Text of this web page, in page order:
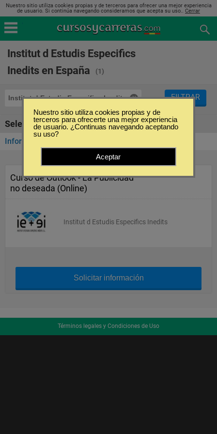
Nuestro sitio utiliza cookies propias y de terceros para ofrecer una mejor experiencia
de usuario. Si continúa navegando consideramos que acepta su uso.. Cerrar
Institut d Estudis Especifics
Inedits en España
(1)
Institut d Estudis Especifics Inedits FILTRAR
Seleccione la categoría
Informática y Tecnología
Curso de Outlook - La Publicidad
no deseada (Online)
Institut d Estudis Especifics Inedits
Solicitar información
Términos legales y Condiciones de Uso
Nuestro sitio utiliza cookies propias y de
terceros para ofrecerte una mejor experiencia
de usuario. ¿Continuas navegando aceptando
su uso?
Aceptar